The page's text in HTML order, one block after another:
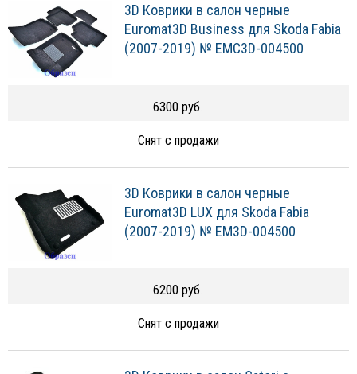
3D Коврики в салон черные
Euromat3D Business для Skoda Fabia
(2007-2019) № EMC3D-004500
6300 руб.
Снят с продажи
3D Коврики в салон черные
Euromat3D LUX для Skoda Fabia
(2007-2019) № EM3D-004500
6200 руб.
Снят с продажи